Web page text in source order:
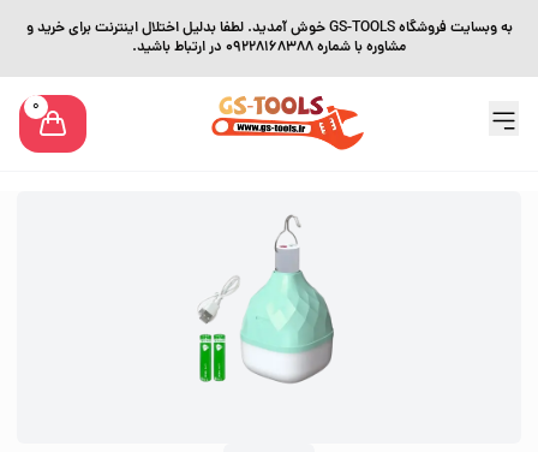
به وبسایت فروشگاه GS-TOOLS خوش آمدید. لطفا بدلیل اختلال اینترنت برای خرید و
مشاوره با شماره 09228168388 در ارتباط باشید.
0